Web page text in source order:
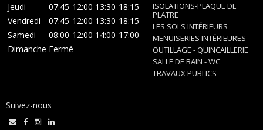
Jeudi
07:45-12:00 13:30-18:15
Vendredi
07:45-12:00 13:30-18:15
Samedi
08:00-12:00 14:00-17:00
Dimanche Fermé
ISOLATIONS-PLAQUE DE
PLATRE
LES SOLS INTÉRIEURS
MENUISERIES INTÉRIEURES
OUTILLAGE - QUINCAILLERIE
SALLE DE BAIN - WC
TRAVAUX PUBLICS
Suivez-nous